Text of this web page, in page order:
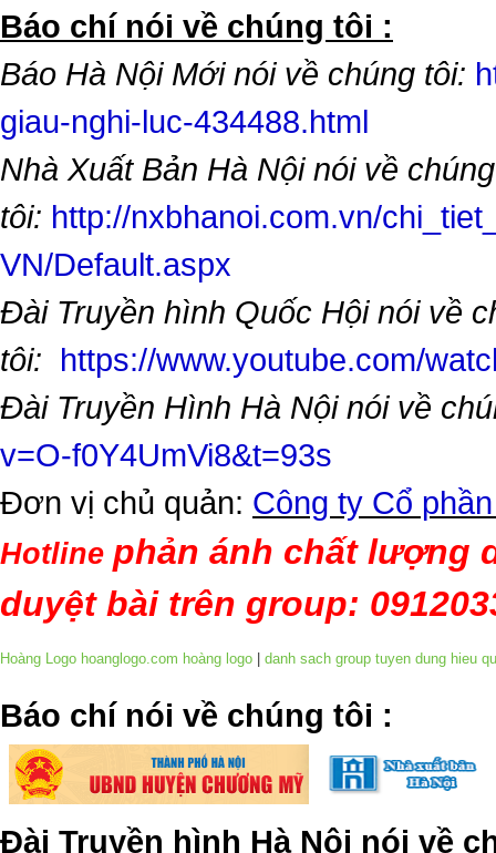
​Báo chí nói về chúng tôi :
Báo Hà Nội Mới nói về chúng tôi:
giau-nghi-luc-434488.html
Nhà Xuất Bản Hà Nội nói về chúng
tôi: http://nxbhanoi.com.vn/
VN/Default.aspx
Đài Truyền hình Quốc Hội nói về
tôi: https://www.youtube.com/
Đài Truyền Hình Hà Nội nói về
v=O-f0Y4UmVi8&t=93s
Đơn vị chủ quản: Công ty Cổ
Hotline phản ánh chất lượng
duyệt bài trên group:
Hoàng Logo hoanglogo.com hoàng logo | danh sach group tuyen dung hieu
​Báo chí nói về chúng tôi :
Đài Truyền hình Hà Nội nói về